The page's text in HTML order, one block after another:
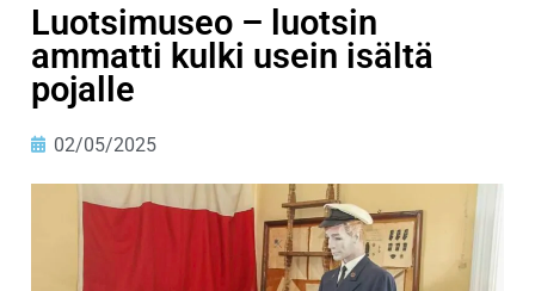
Luotsimuseo – luotsin
ammatti kulki usein isältä
pojalle
02/05/2025